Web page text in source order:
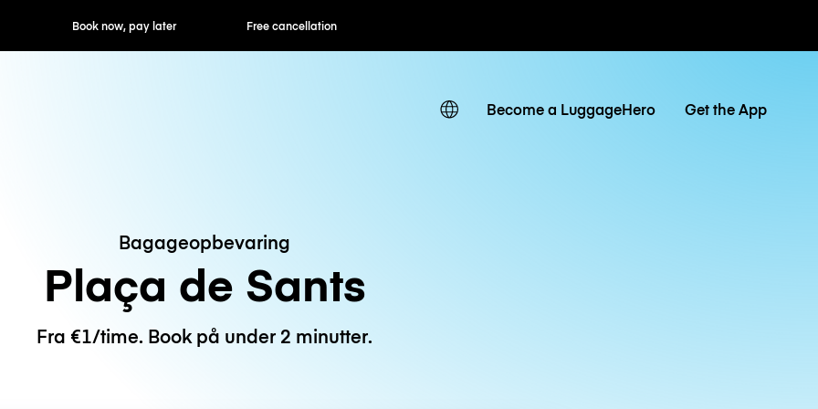
now, pay later Free cancellation Hourly / Daily Rates
Become a LuggageHero Get the App
Bagageopbevaring
Plaça de Sants
Fra €1/time. Book på under 2 minutter.